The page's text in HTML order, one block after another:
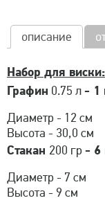
описание
Набор для виски:
Графин 0.75 л- 1
Диаметр - 12 см
Высота - 30,0 см
Стакан 200 гр- 6
Диаметр - 7 см
Высота - 9 см